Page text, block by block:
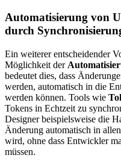
Automatisierung von
durch
Ein weiterer entscheidender
Möglichkeit der
bedeutet dies, dass
werden, automatisch in die
werden können. Tools wie
Tokens in Echtzeit zu
Designer beispielsweise die
Änderung automatisch in
wird, ohne dass Entwickler
müssen.